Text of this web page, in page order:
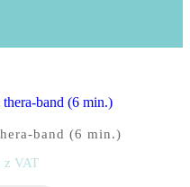
band (6 min.)
z VAT